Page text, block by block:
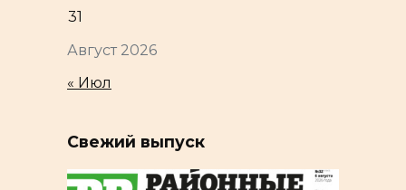
Август 2026
31
« Июл
Свежий выпуск